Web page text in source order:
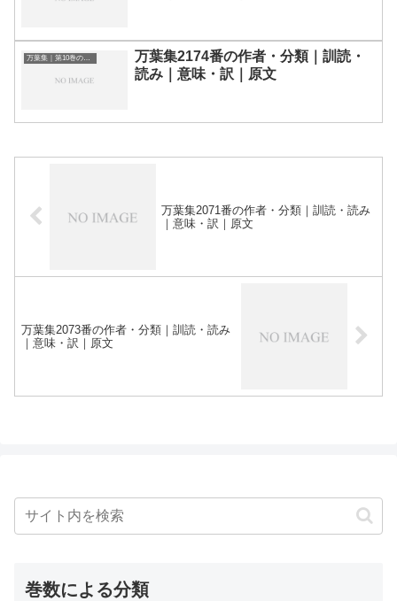
万葉集｜第10巻の和歌一覧
万葉集2174番の作者・分類｜訓読・
読み｜意味・訳｜原文
万葉集2071番の作者・分類｜訓読・読み
｜意味・訳｜原文
万葉集2073番の作者・分類｜訓読・読み
｜意味・訳｜原文
巻数による分類